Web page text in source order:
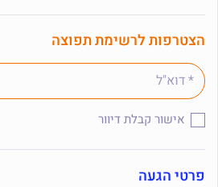
פרטי הגעה
הצטרפות לרשימת תפוצה
אישור קבלת דיוור